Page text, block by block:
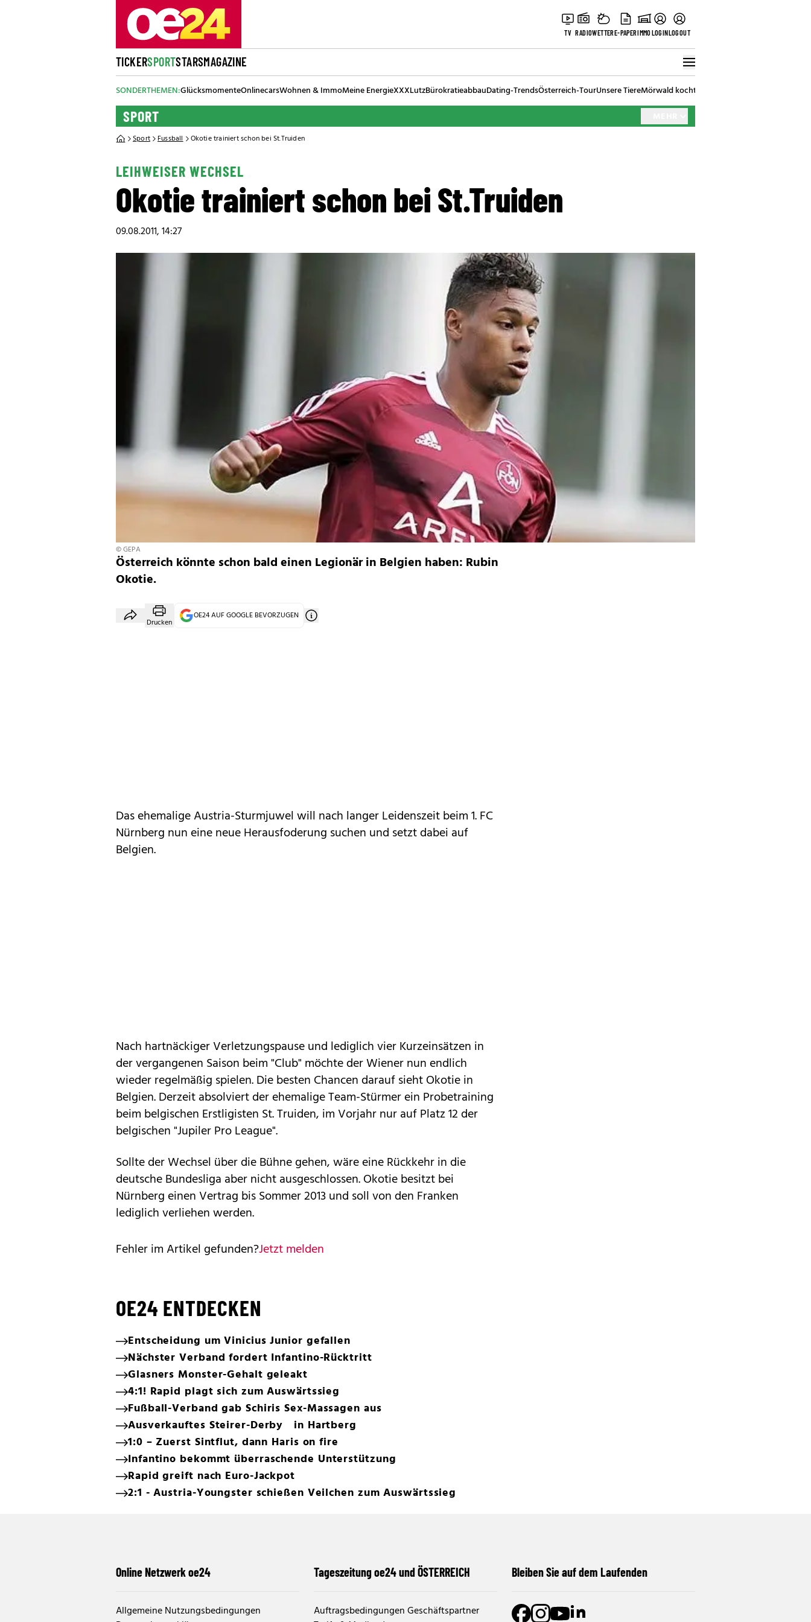
TV RADIOWETTERE-PAPERIMMOLOGINLOGOUT
TICKERSPORTSTARSMAGAZINE
SONDERTHEMEN:GlücksmomenteOnlinecarsWohnen & ImmoMeine EnergieXXXLutzBürokratieabbauDating-TrendsÖsterreich-TourUnsere TiereMörwald kocht
SPORT
Sport Fussball Okotie trainiert schon bei St.Truiden
LEIHWEISER WECHSEL
Okotie trainiert schon bei St.Truiden
09.08.2011, 14:27
© GEPA
Österreich könnte schon bald einen Legionär in Belgien haben: Rubin
Okotie.
Drucken
OE24 AUF GOOGLE BEVORZUGEN
Das ehemalige Austria-Sturmjuwel will nach langer Leidenszeit beim 1. FC
Nürnberg nun eine neue Herausfoderung suchen und setzt dabei auf
Belgien.
Nach hartnäckiger Verletzungspause und lediglich vier Kurzeinsätzen in
der vergangenen Saison beim "Club" möchte der Wiener nun endlich
wieder regelmäßig spielen. Die besten Chancen darauf sieht Okotie in
Belgien. Derzeit absolviert der ehemalige Team-Stürmer ein Probetraining
beim belgischen Erstligisten St. Truiden, im Vorjahr nur auf Platz 12 der
belgischen "Jupiler Pro League".
Sollte der Wechsel über die Bühne gehen, wäre eine Rückkehr in die
deutsche Bundesliga aber nicht ausgeschlossen. Okotie besitzt bei
Nürnberg einen Vertrag bis Sommer 2013 und soll von den Franken
lediglich verliehen werden.
Fehler im Artikel gefunden?Jetzt melden
OE24 ENTDECKEN
Entscheidung um Vinicius Junior gefallen
Nächster Verband fordert Infantino-Rücktritt
Glasners Monster-Gehalt geleakt
4:1! Rapid plagt sich zum Auswärtssieg
Fußball-Verband gab Schiris Sex-Massagen aus
Ausverkauftes Steirer-Derby in Hartberg
1:0 – Zuerst Sintflut, dann Haris on fire
Infantino bekommt überraschende Unterstützung
Rapid greift nach Euro-Jackpot
2:1 - Austria-Youngster schießen Veilchen zum Auswärtssieg
Online Netzwerk oe24
Allgemeine Nutzungsbedingungen
Tageszeitung oe24 und ÖSTERREICH
Auftragsbedingungen Geschäftspartner
Bleiben Sie auf dem Laufenden